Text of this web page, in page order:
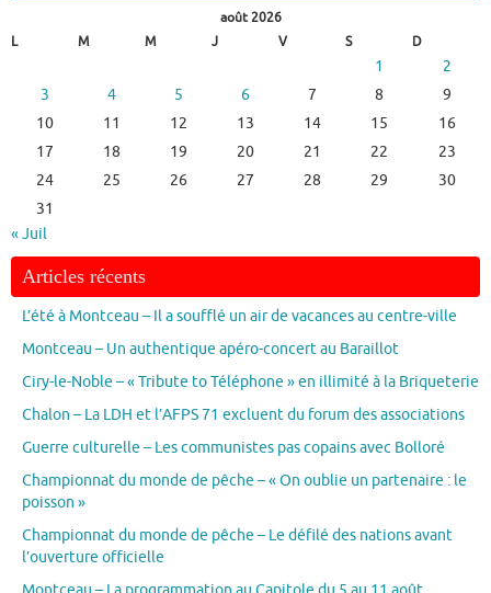
août 2026
L
M M J V S D
1
2
3
4 5 6 7 8
9
10
11 12 13 14 15
16
17
18 19 20 21 22
23
24
25 26 27 28 29
30
31
« Juil
Articles récents
L’été à Montceau – Il a soufflé un air de vacances au centre-ville
Montceau – Un authentique apéro-concert au Baraillot
Ciry-le-Noble – « Tribute to Téléphone » en illimité à la Briqueterie
Chalon – La LDH et l’AFPS 71 excluent du forum des associations
Guerre culturelle – Les communistes pas copains avec Bolloré
Championnat du monde de pêche – « On oublie un partenaire : le
poisson »
Championnat du monde de pêche – Le défilé des nations avant
l’ouverture officielle